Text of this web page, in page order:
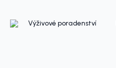
Výživové poradenství